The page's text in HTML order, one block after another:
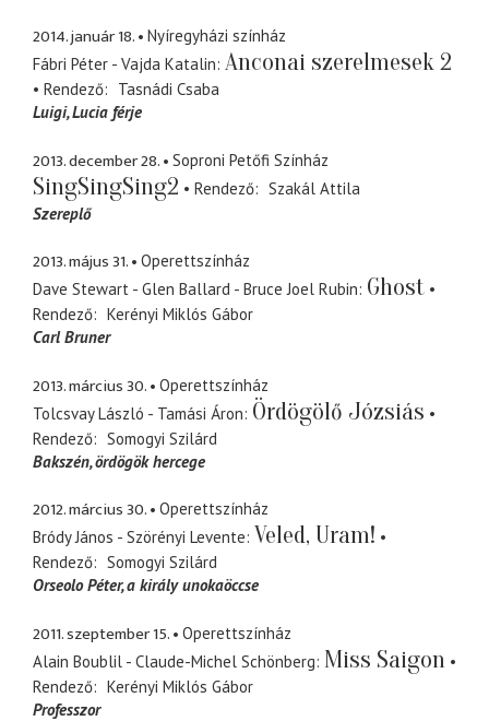
2014. január 18.
Nyíregyházi színház
Fábri Péter - Vajda Katalin Anconai szerelmesek 2
Rendező
Tasnádi Csaba
Luigi Lucia férje
2013. december 28. Soproni Petőfi Színház
SingSingSing2 Rendező
Szakál Attila
Szereplő
2013. május 31.
Operettszínház
Dave Stewart - Glen Ballard - Bruce Joel Rubin Ghost
Rendező
Kerényi Miklós Gábor
Carl Bruner
2013. március 30.
Operettszínház
Tolcsvay László - Tamási Áron Ördögölő Józsiás
Rendező
Somogyi Szilárd
Bakszén ördögök hercege
2012. március 30.
Operettszínház
Bródy János - Szörényi Levente Veled, Uram!
Rendező
Somogyi Szilárd
Orseolo Péter a király unokaöccse
2011. szeptember 15.
Operettszínház
Alain Boublil - Claude-Michel Schönberg Miss Saigon
Rendező
Kerényi Miklós Gábor
Professzor